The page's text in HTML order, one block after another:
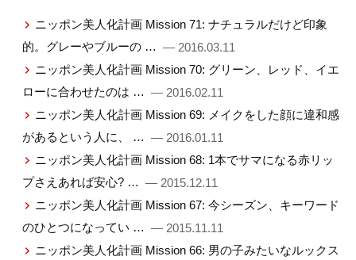
ニッポン美人化計画 Mission 71: ナチュラルだけど印象
的。グレーやブルーの … — 2016.03.11
ニッポン美人化計画 Mission 70: グリーン、レッド、イエ
ローに合わせたのは … — 2016.02.11
ニッポン美人化計画 Mission 69: メイクをした顔に違和感
があるという人に、 … — 2016.01.11
ニッポン美人化計画 Mission 68: 1本でサマになる赤リッ
プさえあれば安心? … — 2015.12.11
ニッポン美人化計画 Mission 67: 今シーズン、キーワード
のひとつになってい … — 2015.11.11
ニッポン美人化計画 Mission 66: 男の子みたいなルックス